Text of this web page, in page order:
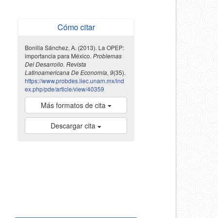
Cómo citar
Bonilla Sánchez, A. (2013). La OPEP:
importancia para México. Problemas
Del Desarrollo. Revista
Latinoamericana De Economía, 9(35).
https://www.probdes.iiec.unam.mx/ind
ex.php/pde/article/view/40359
Más formatos de cita
Descargar cita